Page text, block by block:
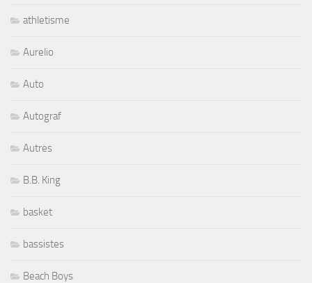
athletisme
Aurelio
Auto
Autograf
Autres
B.B. King
basket
bassistes
Beach Boys